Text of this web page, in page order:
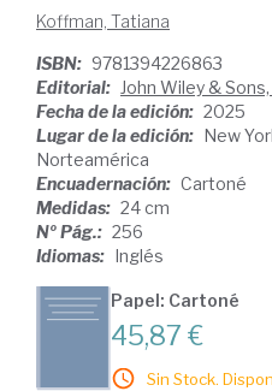
Koffman, Tatiana
ISBN: 9781394226863
Editorial: John Wiley & Sons,
Fecha de la edición: 2025
Lugar de la edición: New
Norteamérica
Encuadernación: Cartoné
Medidas: 24 cm
Nº Pág.: 256
Idiomas: Inglés
Papel: Cartoné
45,87 €
Sin Stock.